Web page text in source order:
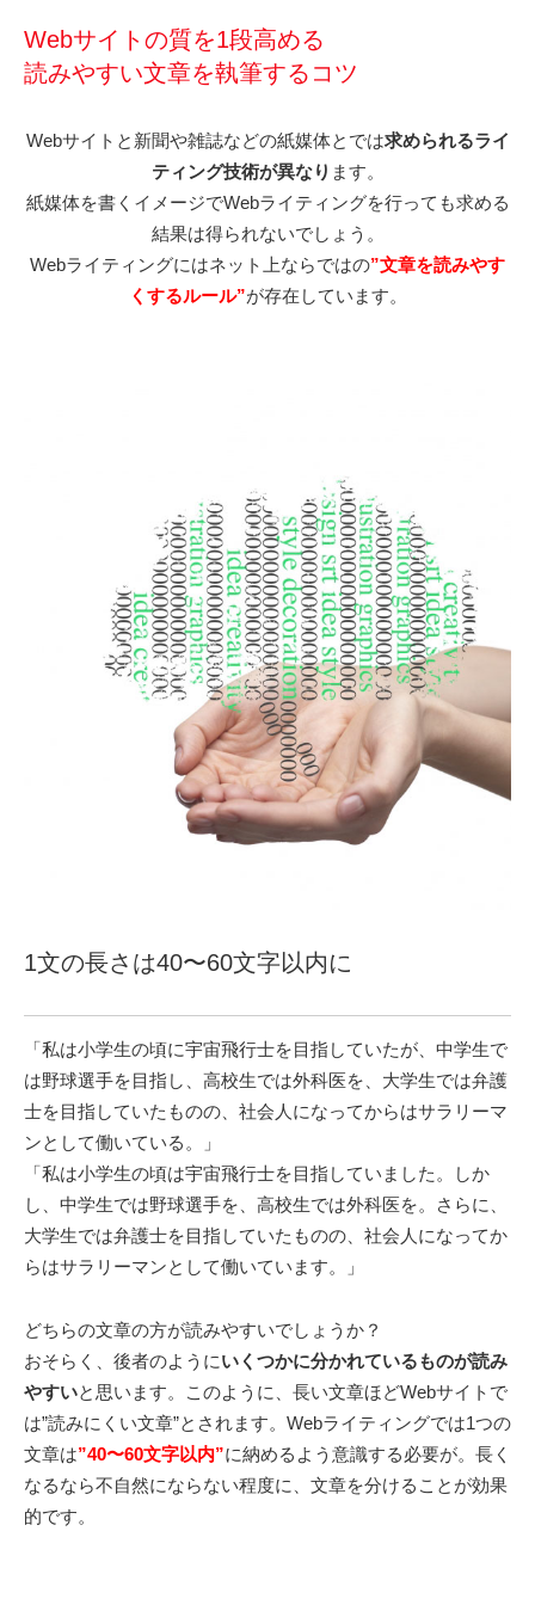
Webサイトの質を1段高める
読みやすい文章を執筆するコツ
Webサイトと新聞や雑誌などの紙媒体とでは求められるライ
ティング技術が異なり ます。
紙媒体を書くイメージでWebライティングを行っても求める
結果は得られないでしょう。
Webライティングにはネット上ならではの”文章を読みやす
くするルール”が存在しています。
1文の長さは40〜60文字以内に
「私は小学生の頃に宇宙飛行士を目指していたが、中学生で
は野球選手を目指し、高校生では外科医を、大学生では弁護
士を目指していたものの、社会人になってからはサラリーマ
ンとして働いている。」
「私は小学生の頃は宇宙飛行士を目指していました。しか
し、中学生では野球選手を、高校生では外科医を。さらに、
大学生では弁護士を目指していたものの、社会人になってか
らはサラリーマンとして働いています。」
どちらの文章の方が読みやすいでしょうか？
おそらく、後者のようにいくつかに分かれているものが読み
やすいと思います。このように、長い文章ほどWebサイトで
は”読みにくい文章”とされます。Webライティングでは1つの
文章は”40〜60文字以内”に納めるよう意識する必要が。長く
なるなら不自然にならない程度に、文章を分けることが効果
的です。